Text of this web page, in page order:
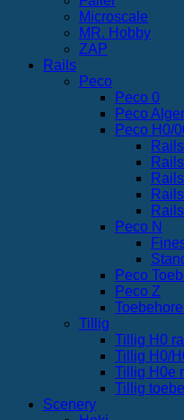
Microscale
MR. Hobby
ZAP
Rails
Peco
Peco 0
Peco
Peco H0/
Peco N
Peco
Peco Z
Tillig
Tillig H0
Tillig H0/
Tillig H0e
Tillig
Scenery